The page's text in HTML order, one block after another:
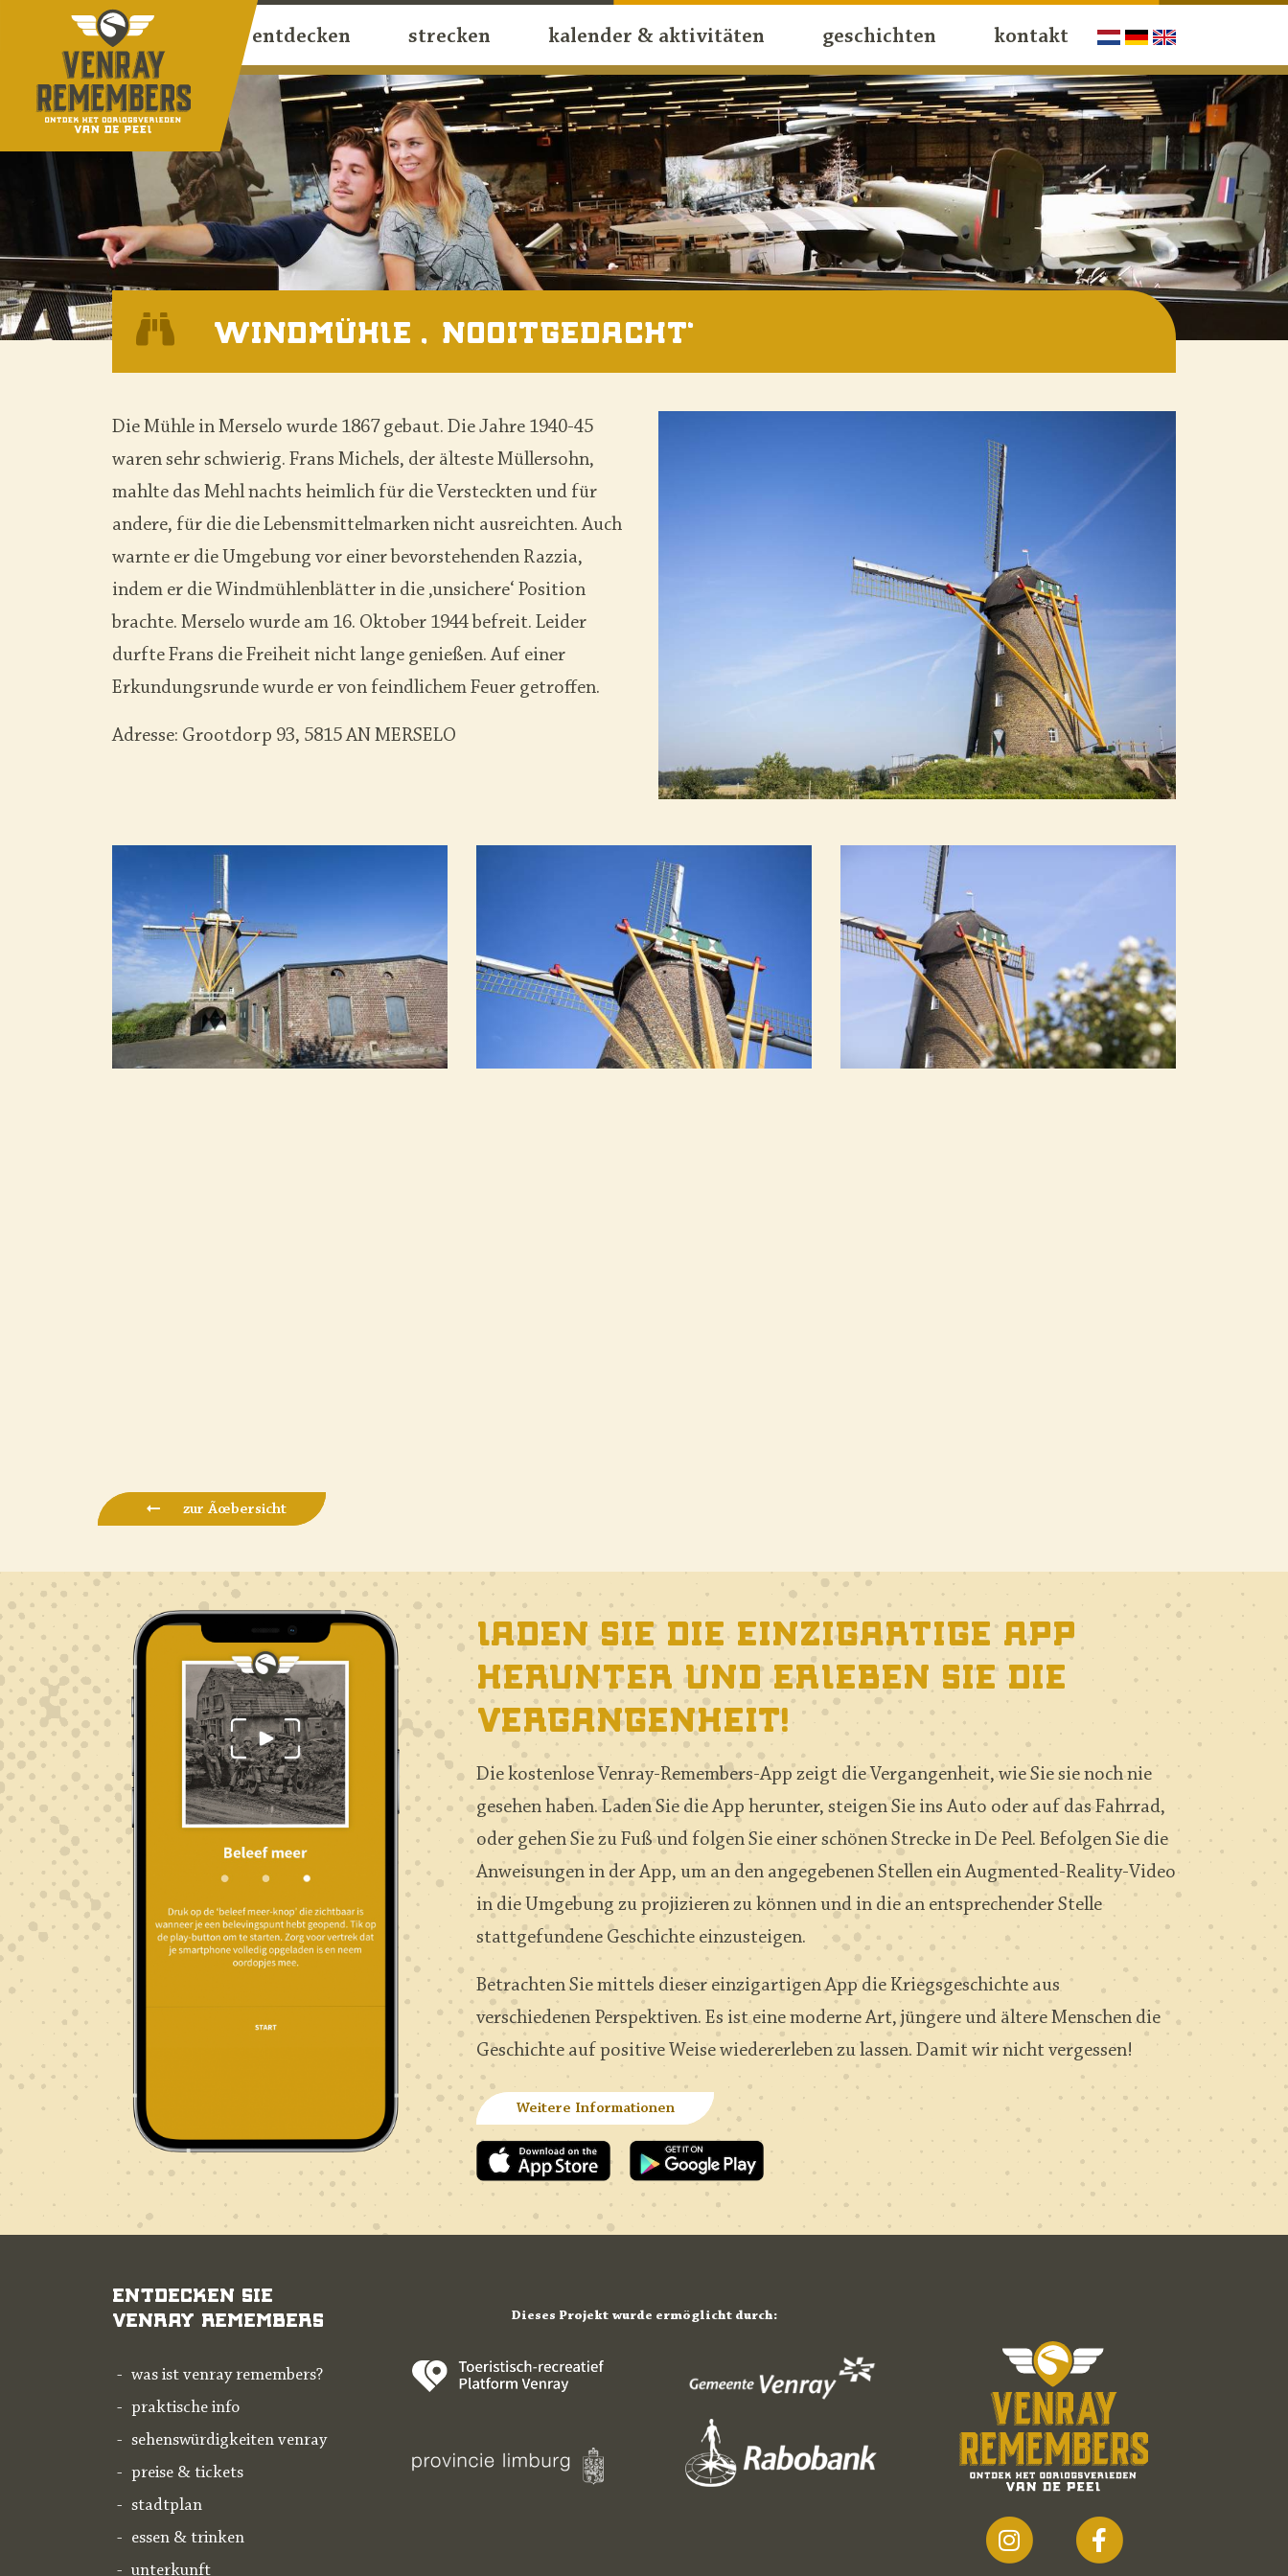
home entdecken strecken kalender & aktivitäten geschichten kontakt
Windmühle ‚Nooitgedacht‘
Die Mühle in Merselo wurde 1867 gebaut. Die Jahre 1940-45
waren sehr schwierig. Frans Michels, der älteste Müllersohn,
mahlte das Mehl nachts heimlich für die Versteckten und für
andere, für die die Lebensmittelmarken nicht ausreichten. Auch
warnte er die Umgebung vor einer bevorstehenden Razzia,
indem er die Windmühlenblätter in die ‚unsichere‘ Position
brachte. Merselo wurde am 16. Oktober 1944 befreit. Leider
durfte Frans die Freiheit nicht lange genießen. Auf einer
Erkundungsrunde wurde er von feindlichem Feuer getroffen.
Adresse: Grootdorp 93, 5815 AN MERSELO
zur Ãœbersicht
Laden Sie die einzigartige App
herunter und erleben Sie die
Vergangenheit!
Die kostenlose Venray-Remembers-App zeigt die Vergangenheit, wie Sie sie noch nie
gesehen haben. Laden Sie die App herunter, steigen Sie ins Auto oder auf das Fahrrad,
oder gehen Sie zu Fuß und folgen Sie einer schönen Strecke in De Peel. Befolgen Sie die
Anweisungen in der App, um an den angegebenen Stellen ein Augmented-Reality-Video
in die Umgebung zu projizieren zu können und in die an entsprechender Stelle
stattgefundene Geschichte einzusteigen.
Betrachten Sie mittels dieser einzigartigen App die Kriegsgeschichte aus
verschiedenen Perspektiven. Es ist eine moderne Art, jüngere und ältere Menschen die
Geschichte auf positive Weise wiedererleben zu lassen. Damit wir nicht vergessen!
Weitere Informationen
Entdecken Sie
Venray Remembers
was ist venray remembers?
praktische info
sehenswürdigkeiten venray
preise & tickets
stadtplan
essen & trinken
unterkunft
Dieses Projekt wurde ermöglicht durch: